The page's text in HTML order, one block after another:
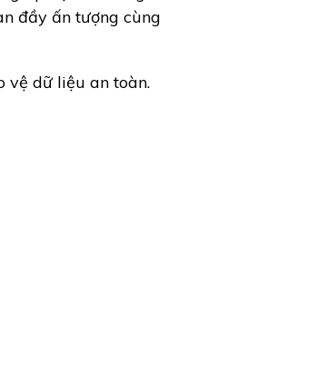
đầy ấn tượng cùng
vệ dữ liệu an toàn.